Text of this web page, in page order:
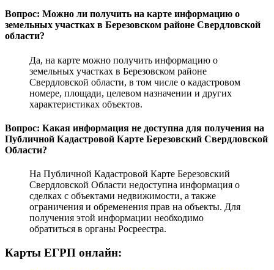
Вопрос: Можно ли получить на карте информацию о
земельных участках в Березовском районе Свердловской
области?
Да, на карте можно получить информацию о
земельных участках в Березовском районе
Свердловской области, в том числе о кадастровом
номере, площади, целевом назначении и других
характеристиках объектов.
Вопрос: Какая информация не доступна для получения на
Публичной Кадастровой Карте Березовский Свердловской
Области?
На Публичной Кадастровой Карте Березовский
Свердловской Области недоступна информация о
сделках с объектами недвижимости, а также
ограничения и обременения прав на объекты. Для
получения этой информации необходимо
обратиться в органы Росреестра.
Карты ЕГРП онлайн: